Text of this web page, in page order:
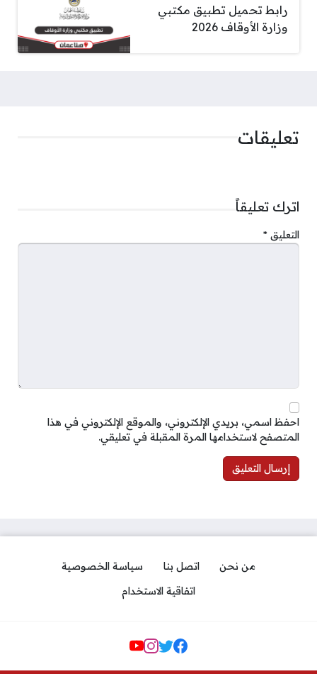
رابط تحميل تطبيق مكتبي
وزارة الأوقاف 2026
تعليقات
اترك تعليقاً
التعليق *
احفظ اسمي، بريدي الإلكتروني، والموقع الإلكتروني في هذا
المتصفح لاستخدامها المرة المقبلة في تعليقي.
من نحن اتصل بنا
سياسة الخصوصية
اتفاقية الاستخدام
مواقع التواصل